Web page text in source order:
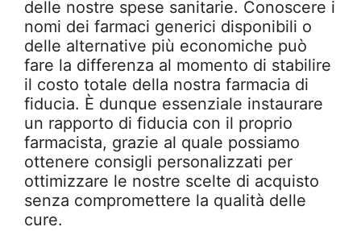
delle nostre spese sanitarie. Conoscere i
nomi dei farmaci generici disponibili o
delle alternative più economiche può
fare la differenza al momento di stabilire
il costo totale della nostra farmacia di
fiducia. È dunque essenziale instaurare
un rapporto di fiducia con il proprio
farmacista, grazie al quale possiamo
ottenere consigli personalizzati per
ottimizzare le nostre scelte di acquisto
senza compromettere la qualità delle
cure.